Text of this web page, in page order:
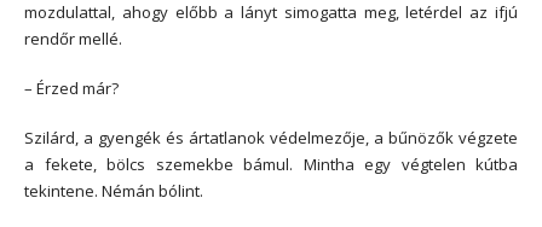
mozdulattal, ahogy előbb a lányt simogatta meg, letérdel az ifjú
rendőr mellé.
– Érzed már?
Szilárd, a gyengék és ártatlanok védelmezője, a bűnözők végzete
a fekete, bölcs szemekbe bámul. Mintha egy végtelen kútba
tekintene. Némán bólint.